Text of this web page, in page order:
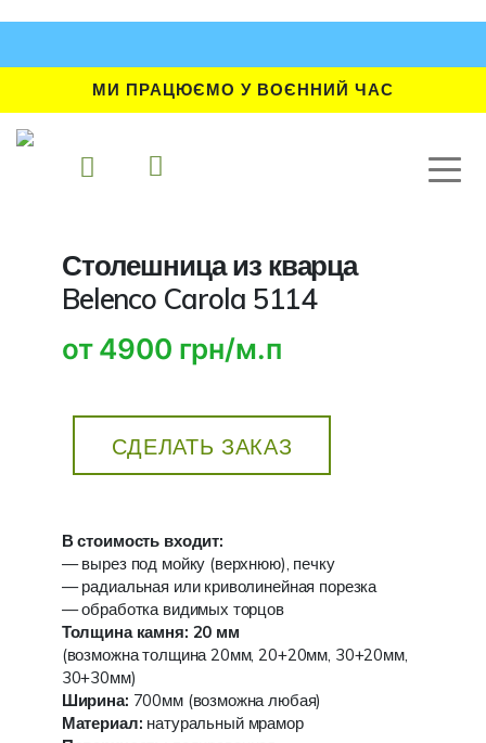
МИ ПРАЦЮЄМО У ВОЄННИЙ ЧАС
Столешница из кварца
Belenco Carola 5114
от 4900 грн/м.п
СДЕЛАТЬ ЗАКАЗ
В стоимость входит:
— вырез под мойку (верхнюю), печку
— радиальная или криволинейная порезка
— обработка видимых торцов
Толщина камня: 20 мм
(возможна толщина 20мм, 20+20мм, 30+20мм,
30+30мм)
Ширина: 700мм (возможна любая)
Материал: натуральный мрамор